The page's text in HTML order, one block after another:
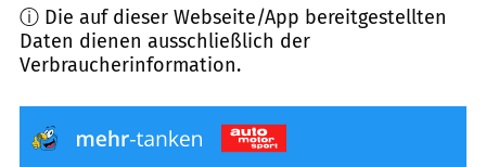
ⓘ Die auf dieser Webseite/App bereitgestellten
Daten dienen ausschließlich der
Verbraucherinformation.